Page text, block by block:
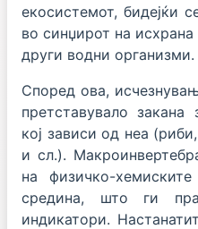
екосистемот, бидејќи
во синџирот на исхрана
други водни организми.
Според ова,
претставувало
кој зависи од неа
и сл.).
на физичко-
средина, што ги
индикатори.